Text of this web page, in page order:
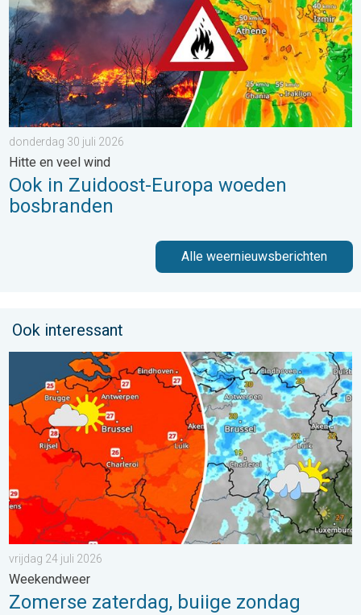
donderdag 30 juli 2026
Hitte en veel wind
Ook in Zuidoost-Europa woeden
bosbranden
Alle weernieuwsberichten
Ook interessant
Zomerse zaterdag, buiige zondag. Weekendweer. . . vrijdag
vrijdag 24 juli 2026
Weekendweer
Zomerse zaterdag, buiige zondag